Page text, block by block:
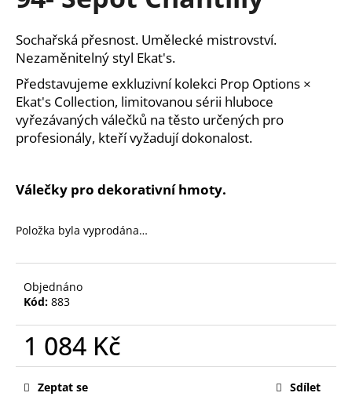
z
5
hvězdiček.
Sochařská přesnost. Umělecké mistrovství.
Nezaměnitelný styl Ekat's.
Představujeme exkluzivní kolekci Prop Options ×
Ekat's Collection, limitovanou sérii hluboce
vyřezávaných válečků na těsto určených pro
profesionály, kteří vyžadují dokonalost.
Válečky pro dekorativní hmoty.
Položka byla vyprodána…
Objednáno
Kód: 883
1 084 Kč
Měrná
Zeptat se Sdílet
j
í
t
?
HLEDAT
o
p
o
r
u